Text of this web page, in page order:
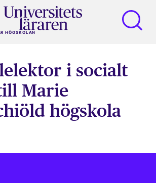
HÖGSKOLAN
i socialt
Marie
högskola